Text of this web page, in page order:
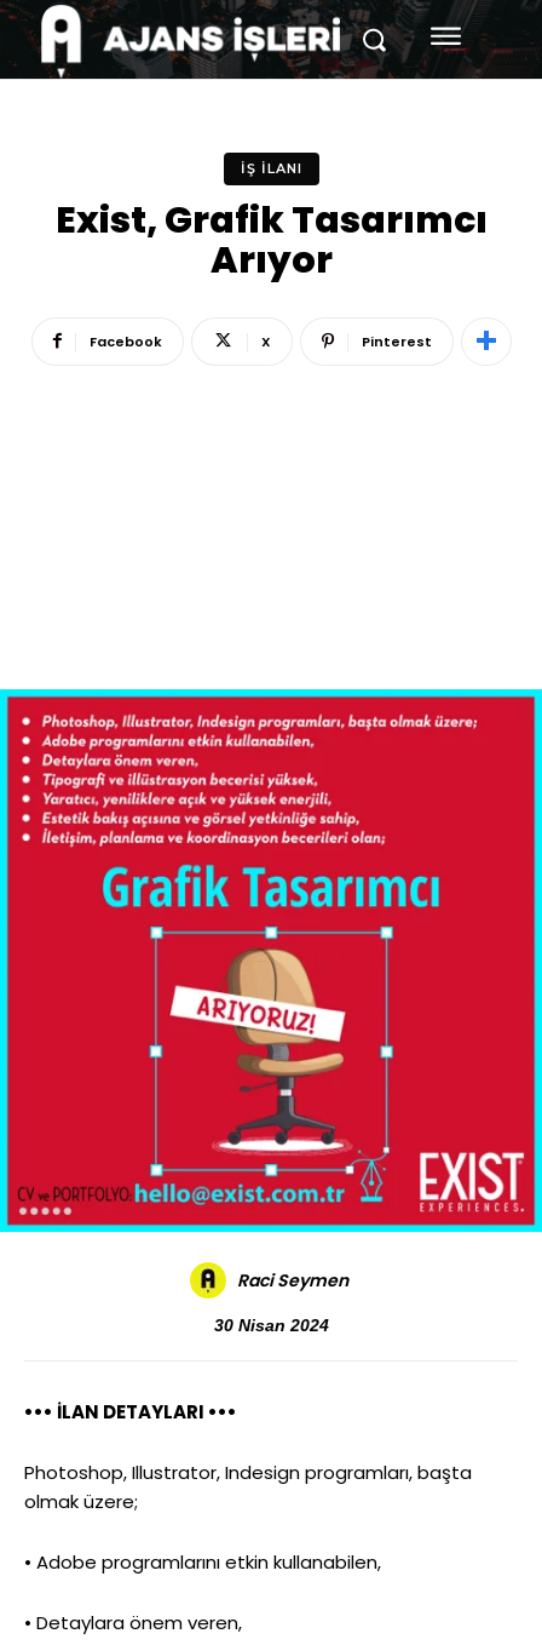
İŞ İLANI
Exist, Grafik Tasarımcı
Arıyor
Facebook X Pinterest
Raci Seymen
30 Nisan 2024
••• İLAN DETAYLARI •••
Photoshop, Illustrator, Indesign programları, başta
olmak üzere;
• Adobe programlarını etkin kullanabilen,
• Detaylara önem veren,